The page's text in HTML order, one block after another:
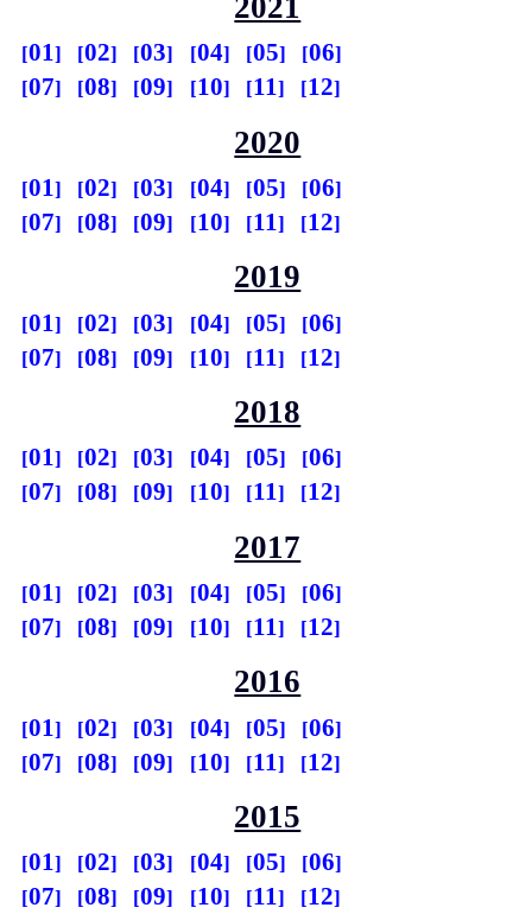
2021
01 02 03 04 05
06
07
08 09 10 11 12
2020
01 02 03 04 05
06
07
08 09 10 11 12
2019
01 02 03 04 05
06
07
08 09 10 11 12
2018
01 02 03 04 05
06
07
08 09 10 11 12
2017
01 02 03 04 05
06
07
08 09 10 11 12
2016
01 02 03 04 05
06
07
08 09 10 11 12
2015
01 02 03 04 05
06
07
08 09 10 11 12